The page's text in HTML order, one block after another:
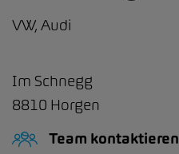
VW, Audi
Im Schnegg
8810 Horgen
Team kontaktieren